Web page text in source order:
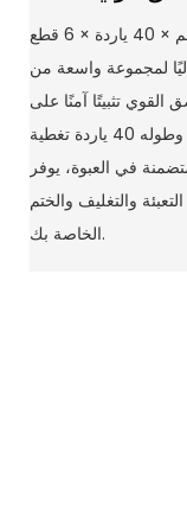
يتميز الشريط فائق الوضوح مقاس 25 مم × 40 ياردة × 6 قطع
لمجموعة واسعة من
القوي تثبيتًا آمنًا على
الأسطح المختلفة، بينما يوفر عرضه 25 مم وطوله 40 ياردة تغطية
في العبوة، يوفر
والتغليف والختم
الخاصة بك.